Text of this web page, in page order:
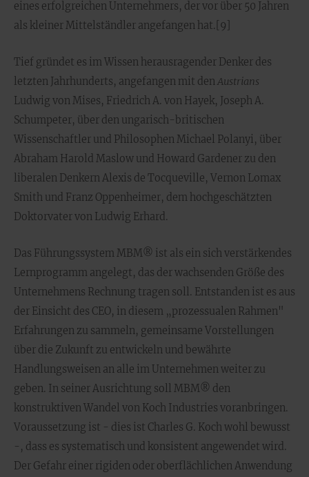
eines erfolgreichen Unternehmers, der vor über 50 Jahren
als kleiner Mittelständler angefangen hat.[9]
Tief gründet es im Wissen herausragender Denker des
letzten Jahrhunderts, angefangen mit denAustrians
Ludwig von Mises, Friedrich A. von Hayek, Joseph A.
Schumpeter, über den ungarisch-britischen
Wissenschaftler und Philosophen Michael Polanyi, über
Abraham Harold Maslow und Howard Gardener zu den
liberalen Denkern Alexis de Tocqueville, Vernon Lomax
Smith und Franz Oppenheimer, dem hochgeschätzten
Doktorvater von Ludwig Erhard.
Das Führungssystem MBM® ist als ein sich verstärkendes
Lernprogramm angelegt, das der wachsenden Größe des
Unternehmens Rechnung tragen soll. Entstanden ist es aus
der Einsicht des CEO, in diesem „prozessualen Rahmen"
Erfahrungen zu sammeln, gemeinsame Vorstellungen
über die Zukunft zu entwickeln und bewährte
Handlungsweisen an alle im Unternehmen weiter zu
geben. In seiner Ausrichtung soll MBM® den
konstruktiven Wandel von Koch Industries voranbringen.
Voraussetzung ist - dies ist Charles G. Koch wohl bewusst
-, dass es systematisch und konsistent angewendet wird.
Der Gefahr einer rigiden oder oberflächlichen Anwendung